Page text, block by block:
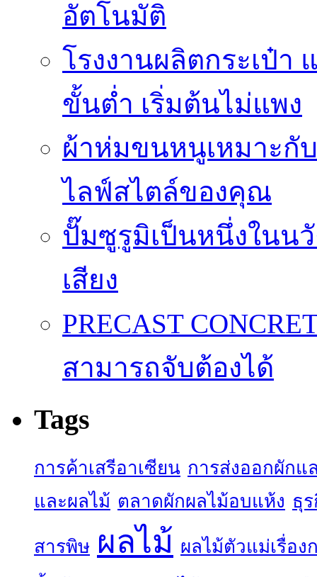
อัตโนมัติ
โรงงานผลิตกระเป๋า
ขั้นต่ำ เริ่มต้นไม่แพง
ผ้าห่มขนหนูเหมาะกั
ไลฟ์สไตล์ของคุณ
ปั๊มซูรูมิเป็นหนึ่งในน
เสียง
PRECAST
สามารถจับต้องได้
Tags
การค้าเสรีอาเซียน การส่งออกผักแ
และผลไม้ ตลาดผักผลไม้อบแห้ง ธุ
สารพิษ ผลไม้ ผลไม้ตัวแม่เรื่อ